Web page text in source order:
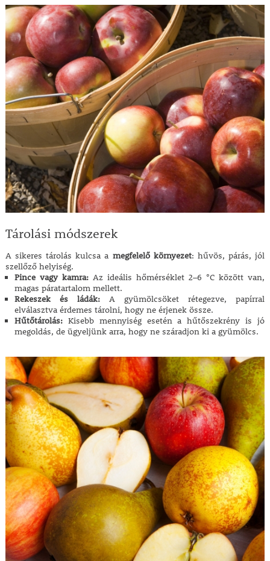
Tárolási módszerek
A sikeres tárolás kulcsa a megfelelő környezet: hűvös, párás, jól
szellőző helyiség.
Pince vagy kamra:Az ideális hőmérséklet 2–6 °C között van,
magas páratartalom mellett.
Rekeszek és ládák:A gyümölcsöket rétegezve, papírral
elválasztva érdemes tárolni, hogy ne érjenek össze.
Hűtőtárolás:Kisebb mennyiség esetén a hűtőszekrény is jó
megoldás, de ügyeljünk arra, hogy ne száradjon ki a gyümölcs.